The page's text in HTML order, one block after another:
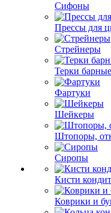
Сифоны
Прессы для
Стрейнеры
Терки барные
Фартуки
Шейкеры
Штопоры,
Сиропы
Кисти
Коврики и